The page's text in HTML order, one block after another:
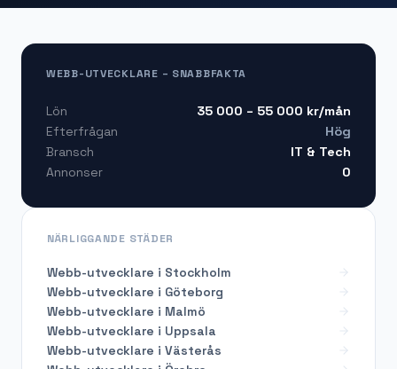
WEBB-UTVECKLARE – SNABBFAKTA
Lön 35 000 – 55 000 kr/mån
Efterfrågan
Hög
Bransch
IT & Tech
Annonser
0
NÄRLIGGANDE STÄDER
Webb-utvecklare i Stockholm
Webb-utvecklare i Göteborg
Webb-utvecklare i Malmö
Webb-utvecklare i Uppsala
Webb-utvecklare i Västerås